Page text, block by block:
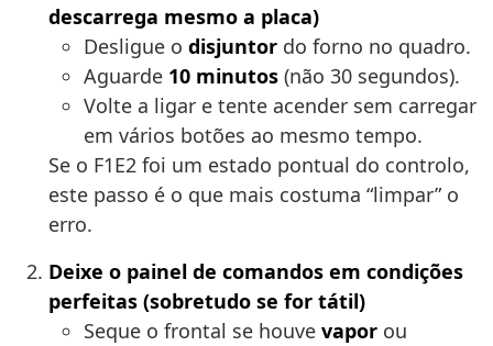
descarrega mesmo a placa)
Desligue o disjuntor do forno no quadro.
Aguarde 10 minutos (não 30 segundos).
Volte a ligar e tente acender sem carregar
em vários botões ao mesmo tempo.
Se o F1E2 foi um estado pontual do controlo,
este passo é o que mais costuma “limpar” o
erro.
Deixe o painel de comandos em condições
perfeitas (sobretudo se for tátil)
Seque o frontal se houve vapor ou